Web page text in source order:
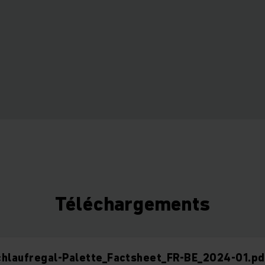
Téléchargements
Palette_Factsheet_FR-BE_2024-